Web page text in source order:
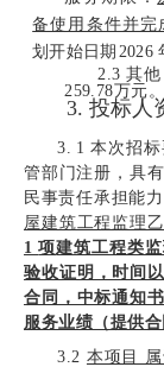
备使用条件并完
划开始日期 2026
2.3其
259.78万元 。
3. 投标人
3. 1本次招
管部门注册，具
民事责任承担能
屋建筑工程监理
1项建筑工程类
验收证明，时间
合同，中标通知
服务业绩（提供
3.2 本项目